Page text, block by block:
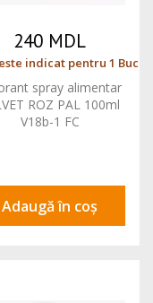
240 MDL
indicat pentru 1 Buc
spray alimentar
ROZ PAL 100ml
V18b-1 FC
Adaugă în coș